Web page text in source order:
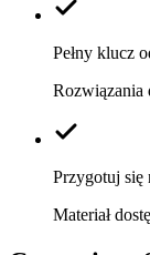
Pełny klucz
Rozwiązania
Przygotuj się
Materiał